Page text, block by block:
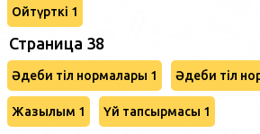
Ойтүрткі 1
Страница 38
Әдеби тіл нормалары 1 Әдеби тіл
Жазылым 1 Үй тапсырмасы 1